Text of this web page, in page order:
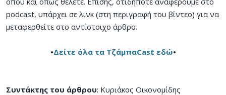
podcast, υπάρχει σε λινκ (στη περιγραφή του βίντεο) για να
μεταφερθείτε στο αντίστοιχο άρθρο.
•Δείτε όλα τα ΤζάμπαCast εδώ•
Συντάκτης του άρθρου: Κυριάκος Οικονομίδης